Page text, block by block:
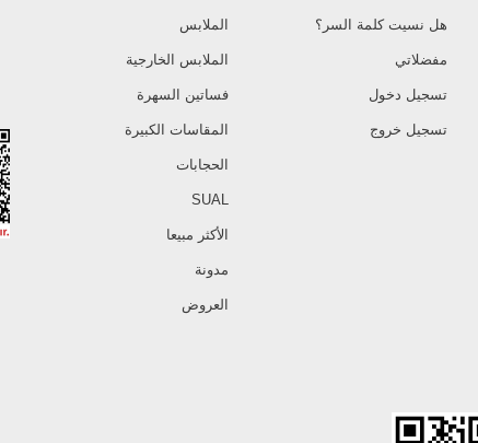
هل نسيت كلمة السر؟
مفضلاتي
تسجيل دخول
تسجيل خروج
الملابس
الملابس الخارجية
فساتين السهرة
المقاسات الكبيرة
الحجابات
SUAL
الأكثر مبيعا
مدونة
العروض